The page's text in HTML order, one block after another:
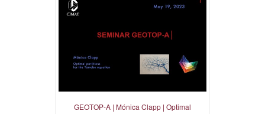
GEOTOP-A | Mónica Clapp | Optimal